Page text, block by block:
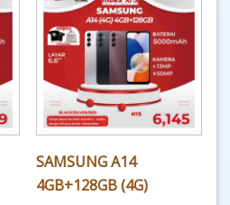
SAMSUNG A14
4GB+128GB (4G)